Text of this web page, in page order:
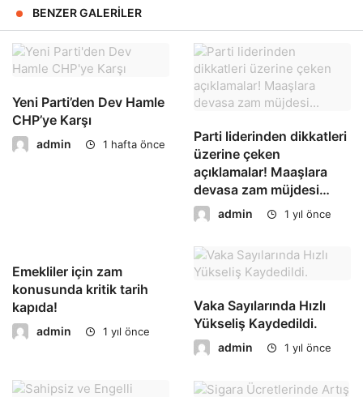
BENZER GALERILER
Yeni Parti’den Dev Hamle
CHP’ye Karşı
admin 1 hafta önce
Parti liderinden dikkatleri
üzerine çeken
açıklamalar! Maaşlara
devasa zam müjdesi…
admin 1 yıl önce
Emekliler için zam
konusunda kritik tarih
kapıda!
admin 1 yıl önce
Vaka Sayılarında Hızlı
Yükseliş Kaydedildi.
admin 1 yıl önce